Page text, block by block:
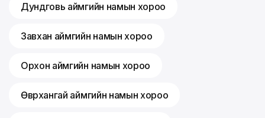
Дундговь аймгийн намын хороо
Завхан аймгийн намын хороо
Орхон аймгийн намын хороо
Өвөрхангай аймгийн намын хороо